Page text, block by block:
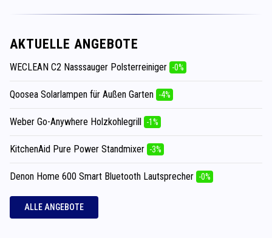
AKTUELLE ANGEBOTE
WECLEAN C2 Nasssauger Polsterreiniger -0%
Qoosea Solarlampen für Außen Garten -4%
Weber Go-Anywhere Holzkohlegrill -1%
KitchenAid Pure Power Standmixer -3%
Denon Home 600 Smart Bluetooth Lautsprecher -0%
ALLE ANGEBOTE